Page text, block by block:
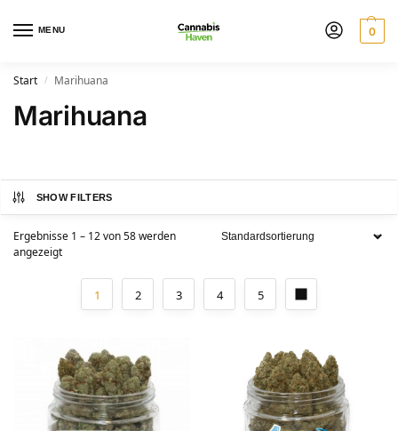
MENU 0
Start / Marihuana
Marihuana
SHOW FILTERS
Ergebnisse 1 – 12 von 58 werden
angezeigt
1 2 3 4 5